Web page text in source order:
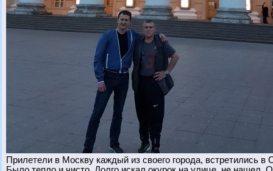
Прилетели в Москву каждый из своего города, встретились